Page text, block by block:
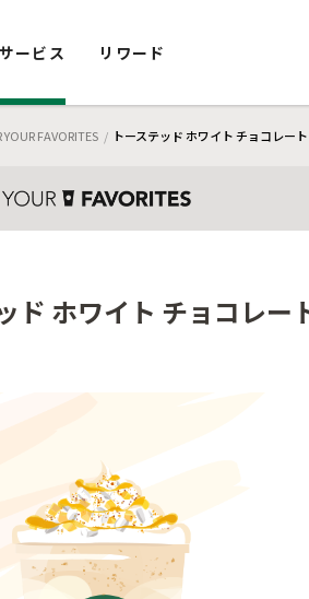
サービス リワード
YOUR FAVORITES トーステッド ホワイト チョコレー
ド ホワイト チョコレ